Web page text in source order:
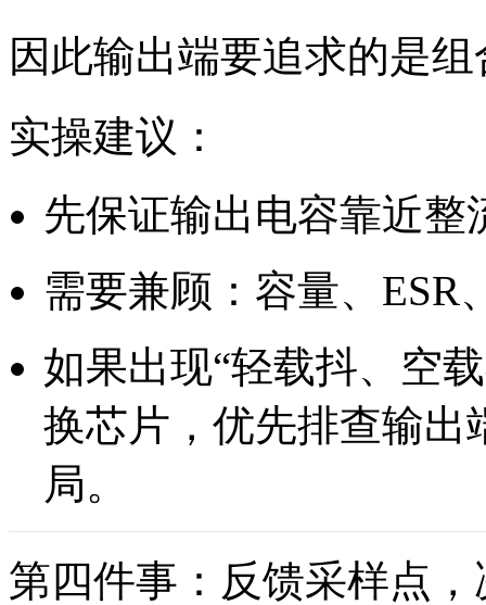
因此输出端要追求的是
实操建议：
先保证输出电容靠近整
需要兼顾：容量、ESR
如果出现“轻载抖、空
换芯片，优先排查输出
局。
第四件事：反馈采样点